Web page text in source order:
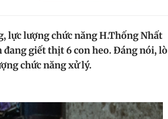
lực lượng chức năng H.Thống Nhất
giết thịt 6 con heo. Đáng nói, lò
chức năng xử lý.